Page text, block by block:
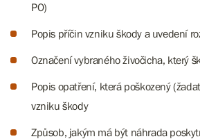
PO)
Popis příčin vzniku škody a uvedení
Označení vybraného živočicha, který
Popis opatření, která poškozený
vzniku škody
Způsob, jakým má být náhrada